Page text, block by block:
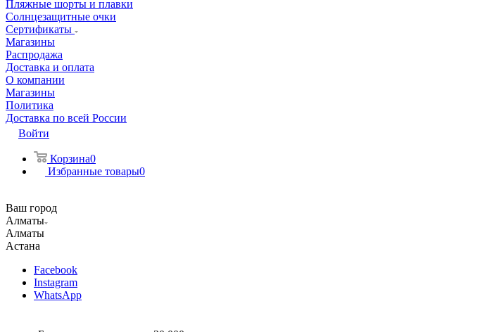
Пляжные шорты и плавки
Солнцезащитные очки
Сертификаты
Магазины
Распродажа
Доставка и оплата
О компании
Магазины
Политика
Доставка по всей России
Войти
Корзина0
Избранные товары0
Ваш город
Алматы
Алматы
Астана
Facebook
Instagram
WhatsApp